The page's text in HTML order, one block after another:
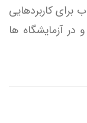
برای کاربردهایی
آزمایشگاه ها